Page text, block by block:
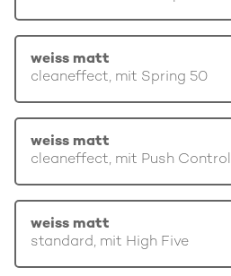
weiss matt
cleaneffect, mit Spring 50
weiss matt
cleaneffect, mit Push Control
weiss matt
standard, mit High Five